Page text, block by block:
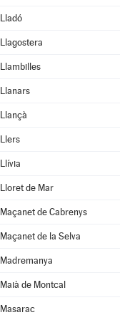
Lladó
Llagostera
Llambilles
Llanars
Llançà
Llers
Llívia
Lloret de Mar
Maçanet de Cabrenys
Maçanet de la Selva
Madremanya
Maià de Montcal
Masarac